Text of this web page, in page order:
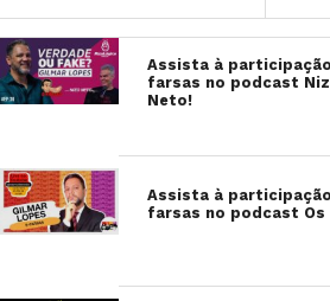
Assista à
farsas no podcast
Neto!
Assista à
farsas no podcast Os